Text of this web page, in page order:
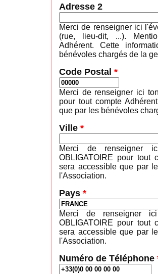
Adresse 2
Merci de renseigner ici
(rue, lieu-dit, ...).
Adhérent. Cette
bénévoles chargés de la
Code Postal *
Merci de renseigner ici
pour tout compte
que par les bénévoles
Ville *
Merci de renseigner
OBLIGATOIRE pour tout
sera accessible que par
l'Association.
Pays *
Merci de renseigner
OBLIGATOIRE pour tout
sera accessible que par
l'Association.
Numéro de Téléphone